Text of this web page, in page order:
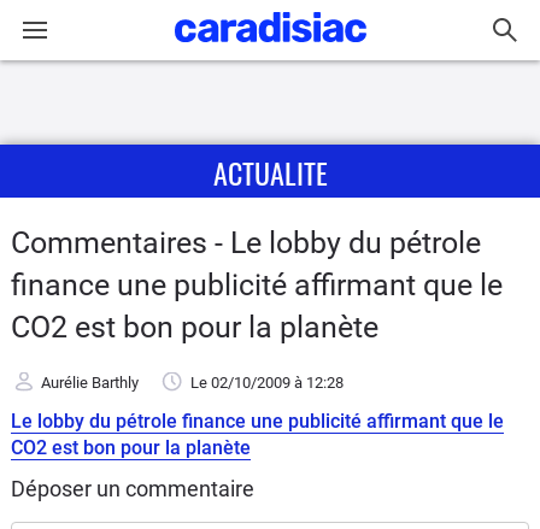
Actu
Essais
d'achat
Electriques
Utilitaires
ACTUALITE
Commentaires - Le lobby du pétrole
finance une publicité affirmant que le
CO2 est bon pour la planète
Aurélie Barthly Le 02/10/2009 à 12:28
Le lobby du pétrole finance une publicité affirmant que le
CO2 est bon pour la planète
Déposer un commentaire